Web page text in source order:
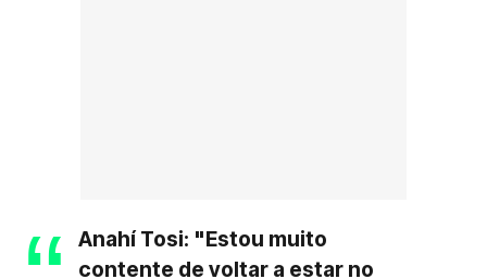
Anahí Tosi: "Estou muito
contente de voltar a estar no